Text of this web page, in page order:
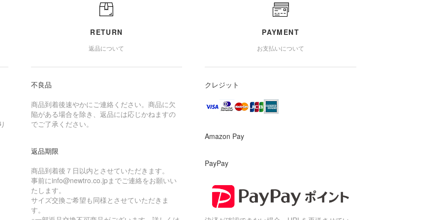
RETURN
返品について
不良品
商品到着後速やかにご連絡ください。商品に欠
陥がある場合を除き、返品には応じかねますの
でご了承ください。
返品期限
商品到着後７日以内とさせていただきます。
事前にinfo@newtro.co.jpまでご連絡をお願いい
たします。
サイズ交換ご希望も同様とさせていただきま
す。
PAYMENT
お支払いについて
クレジット
Amazon Pay
PayPay